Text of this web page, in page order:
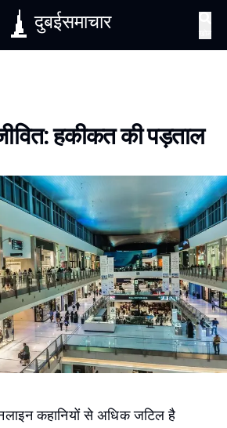
दुबईसमाचार
हकीकत की पड़ताल
कहानियों से अधिक जटिल है